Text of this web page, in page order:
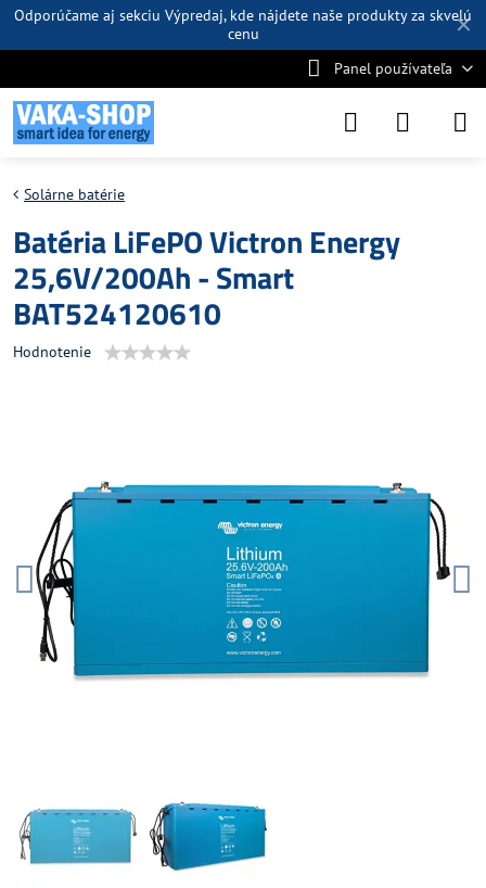
✕
Odporúčame aj sekciu Výpredaj, kde nájdete naše produkty za skvelú
cenu
Panel používateľa
Solárne batérie
Batéria LiFePO Victron Energy
25,6V/200Ah - Smart
BAT524120610
Hodnotenie